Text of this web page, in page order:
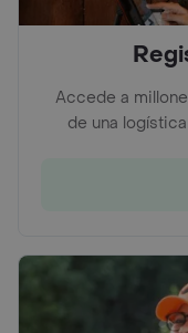
Accede a
de una